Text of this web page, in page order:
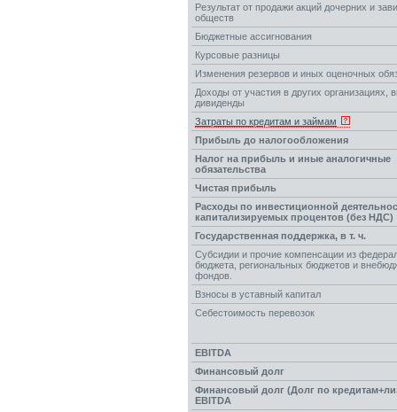
Результат от продажи акций дочерних и
обществ
Бюджетные ассигнования
Курсовые разницы
Изменения резервов и иных оценочных
Доходы от участия в других организациях,
дивиденды
Затраты по кредитам и займам
Прибыль до налогообложения
Налог на прибыль и иные аналогичные
обязательства
Чистая прибыль
Расходы по инвестиционной
капитализируемых процентов (без НДС)
Государственная поддержка, в т. ч.
Субсидии и прочие компенсации из
бюджета, региональных бюджетов и
фондов.
Взносы в уставный капитал
Себестоимость перевозок
EBITDA
Финансовый долг
Финансовый долг (Долг по
EBITDA